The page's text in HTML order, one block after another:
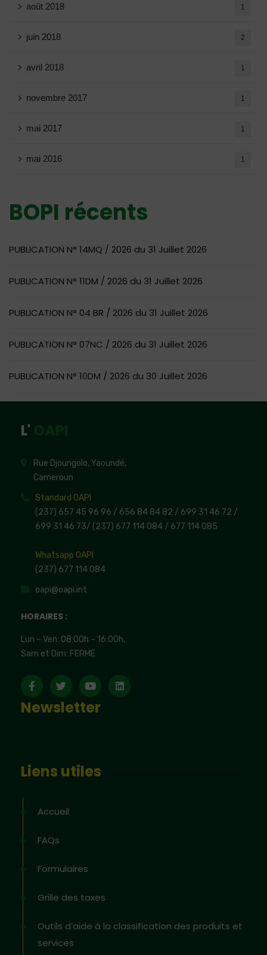
août 2018 1
juin 2018 2
avril 2018 1
novembre 2017 1
mai 2017 1
mai 2016 1
BOPI récents
PUBLICATION N° 14MQ / 2026 du 31 Juillet 2026
PUBLICATION N° 11DM / 2026 du 31 Juillet 2026
PUBLICATION N° 04 BR / 2026 du 31 Juillet 2026
PUBLICATION N° 07NC / 2026 du 31 Juillet 2026
PUBLICATION N° 10DM / 2026 du 30 Juillet 2026
L'
Rue Djoungolo, Yaoundé,
Cameroun
Standard OAPI
(237) 657 45 96 96 / 656 84 84 82 / 699 31 46 72 /
699 31 46 73/ (237) 677 114 084 / 677 114 085
Whatsapp OAPI
(237) 677 114 084
oapi@oapi.int
HORAIRES :
Lun – Ven: 08:00h – 16:00h,
Sam et Dim: FERME
Newsletter
Liens utiles
Accueil
FAQs
Formulaires
Grille des taxes
Outils d’aide à la classification des produits et
services